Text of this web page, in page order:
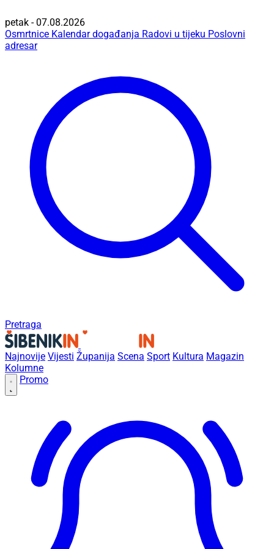
petak - 07.08.2026
Osmrtnice Kalendar događanja Radovi u tijeku Poslovni
adresar
Pretraga
Najnovije Vijesti Županija Scena Sport Kultura Magazin
Kolumne
Promo